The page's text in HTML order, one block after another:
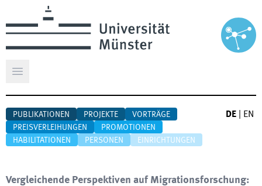
Hauptmenü öffnen
PUBLIKATIONEN PROJEKTE
VORTRÄGE
PREISVERLEIHUNGEN
PROMOTIONEN
HABILITATIONEN
PERSONEN EINRICHTUNGEN
DE EN
Vergleichende Perspektiven auf Migrationsforschung: